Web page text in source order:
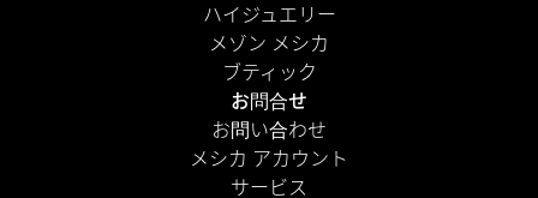
ハイジュエリー
メゾン メシカ
ブティック
お問合せ
お問い合わせ
メシカ アカウント
サービス